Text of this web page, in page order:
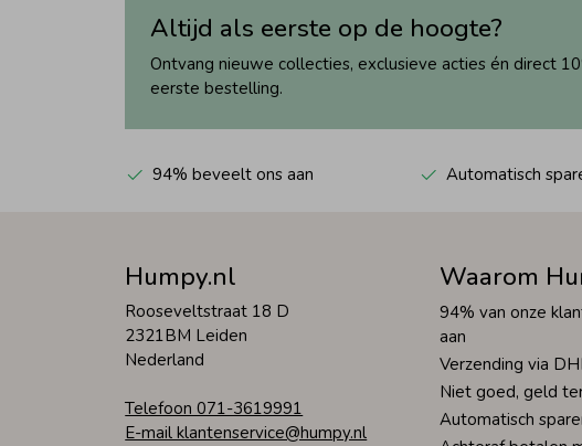
Altijd als eerste op de hoogte?
Ontvang nieuwe collecties, exclusieve acties én direct
eerste bestelling.
94% beveelt ons aan Automatisch
Humpy.nl
Rooseveltstraat 18 D
2321BM Leiden
Nederland
Telefoon 071-3619991
E-mail klantenservice@humpy.nl
Waarom
94% van onze
aan
Verzending via
Niet goed, geld
Automatisch